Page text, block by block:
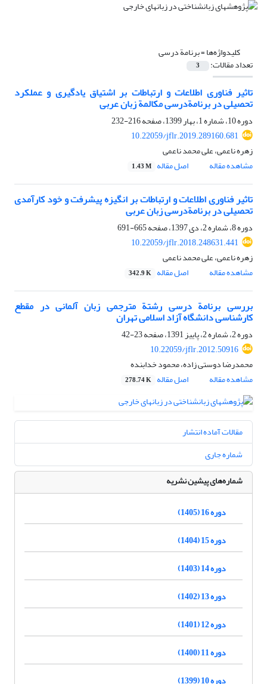
کلیدواژه‌ها =برنامة درسی
تعداد مقالات: 3
تاثیر فناوری اطلاعات و ارتباطات بر اشتیاق یادگیری و عملکرد
تحصیلی در برنامةدرسی مکالمة زبان عربی
دوره 10، شماره 1، بهار 1399، صفحه
216-232
10.22059/jflr.2019.289160.681
زهره ناعمی، علی محمد ناعمی
مشاهده مقاله
اصل مقاله 1.43 M
تاثیر فناوری اطلاعات و ارتباطات بر انگیزه پیشرفت و خود کارآمدی
تحصیلی در برنامةدرسی زبان عربی
دوره 8، شماره 2، دی 1397، صفحه
665-691
10.22059/jflr.2018.248631.441
زهره ناعمی، علی محمد ناعمی
مشاهده مقاله
اصل مقاله 342.9 K
بررسی برنامة درسی رشتة مترجمی زبان آلمانی در مقطع
کارشناسی دانشگاه آزاد اسلامی تهران
دوره 2، شماره 2، پاییز 1391، صفحه
23-42
10.22059/jflr.2012.50916
محمدرضا دوستی زاده، محمود خدابنده
مشاهده مقاله
اصل مقاله 278.74 K
مقالات آماده انتشار
شماره جاری
شماره‌های پیشین نشریه
دوره 16 (1405)
دوره 15 (1404)
دوره 14 (1403)
دوره 13 (1402)
دوره 12 (1401)
دوره 11 (1400)
دوره 10 (1399)